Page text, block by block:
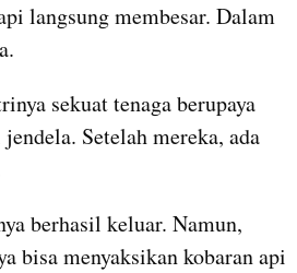
langsung membesar. Dalam
sekuat tenaga berupaya
Setelah mereka, ada
berhasil keluar. Namun,
bisa menyaksikan kobaran api